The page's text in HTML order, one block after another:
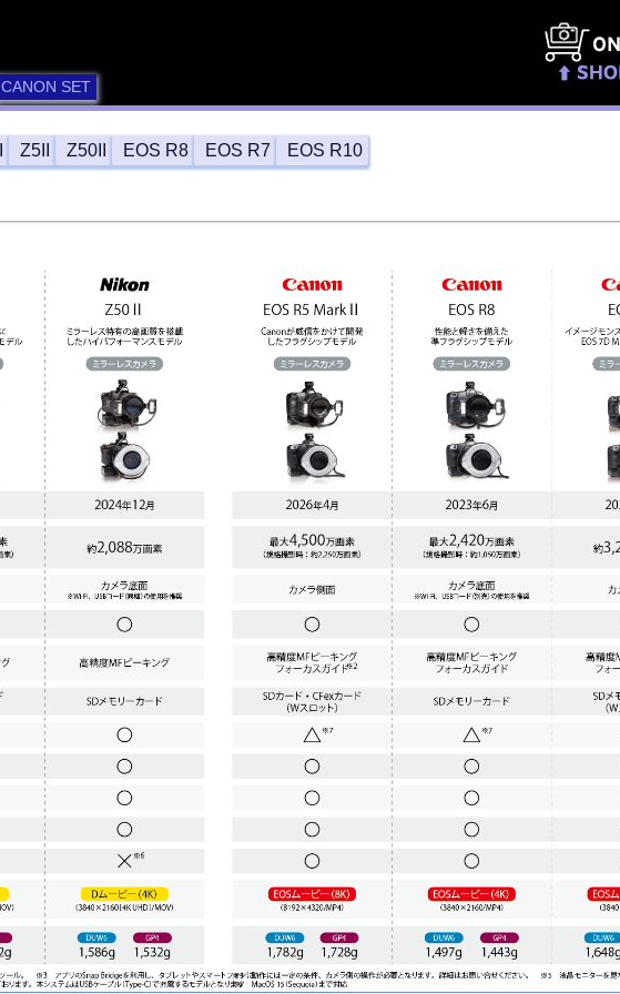
CANON SET
Z5II Z50II EOS R8 EOS R7 EOS R10